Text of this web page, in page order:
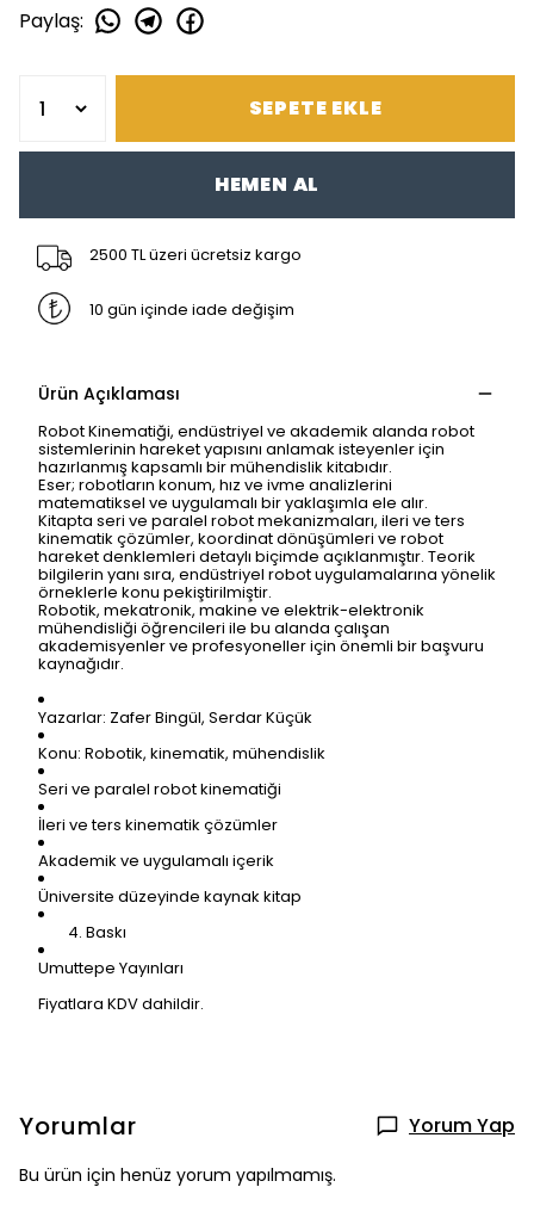
Paylaş:
SEPETE EKLE
HEMEN AL
2500 TL üzeri ücretsiz kargo
10 gün içinde iade değişim
Ürün Açıklaması
Robot Kinematiği, endüstriyel ve akademik alanda robot
sistemlerinin hareket yapısını anlamak isteyenler için
hazırlanmış kapsamlı bir mühendislik kitabıdır.
Eser; robotların konum, hız ve ivme analizlerini
matematiksel ve uygulamalı bir yaklaşımla ele alır.
Kitapta seri ve paralel robot mekanizmaları, ileri ve ters
kinematik çözümler, koordinat dönüşümleri ve robot
hareket denklemleri detaylı biçimde açıklanmıştır. Teorik
bilgilerin yanı sıra, endüstriyel robot uygulamalarına yönelik
örneklerle konu pekiştirilmiştir.
Robotik, mekatronik, makine ve elektrik-elektronik
mühendisliği öğrencileri ile bu alanda çalışan
akademisyenler ve profesyoneller için önemli bir başvuru
kaynağıdır.
Yazarlar: Zafer Bingül, Serdar Küçük
Konu: Robotik, kinematik, mühendislik
Seri ve paralel robot kinematiği
İleri ve ters kinematik çözümler
Akademik ve uygulamalı içerik
Üniversite düzeyinde kaynak kitap
Baskı
Umuttepe Yayınları
Fiyatlara KDV dahildir.
Yorumlar Yorum Yap
Bu ürün için henüz yorum yapılmamış.